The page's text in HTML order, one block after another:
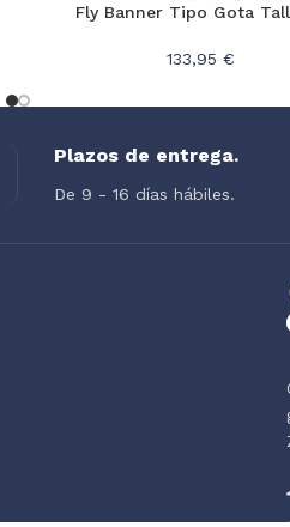
Fly Banner Tipo Gota
133,95 €
Plazos de entrega.
De 9 - 16 días hábiles.